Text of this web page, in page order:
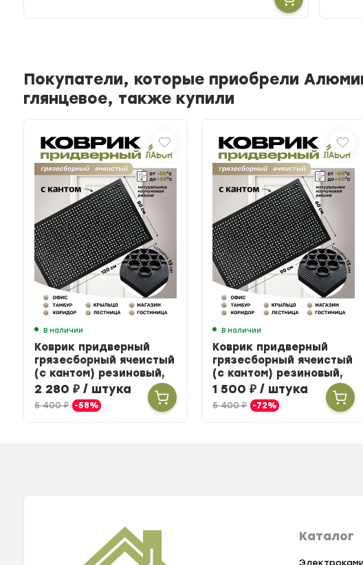
Покупатели, которые приобрели
глянцевое, также купили
В наличии
Коврик придверный
грязесборный ячеистый
(с кантом) резиновый,
80 х 120 см
2 280₽ / штука
5 400₽ -58%
В наличии
Коврик придверный
грязесборный ячеистый
(с кантом) резиновый,
60 х 90 см
1 500₽ / штука
5 400₽ -72%
Каталог